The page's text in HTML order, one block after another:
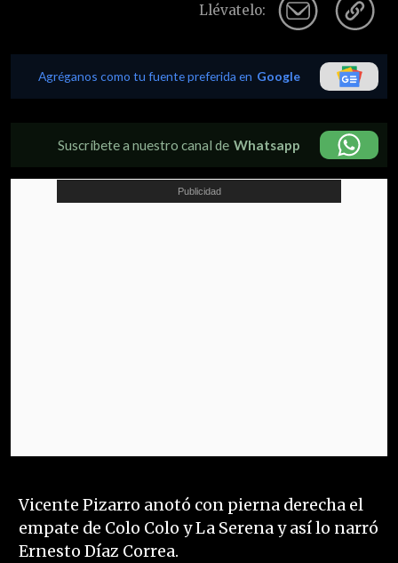
Llévatelo:
Agréganos como tu fuente preferida en Google
Suscríbete a nuestro canal de Whatsapp
Vicente Pizarro anotó con pierna derecha el
empate de Colo Colo y La Serena y así lo narró
Ernesto Díaz Correa.